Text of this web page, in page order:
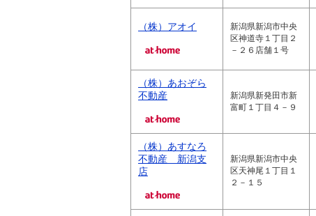
（株）アオイ
新潟県新潟市中央
区神道寺１丁目２
－２６店舗１号
（株）あおぞら
不動産
新潟県新発田市新
富町１丁目４－９
（株）あすなろ
不動産 新潟支
店
新潟県新潟市中央
区天神尾１丁目１
２－１５